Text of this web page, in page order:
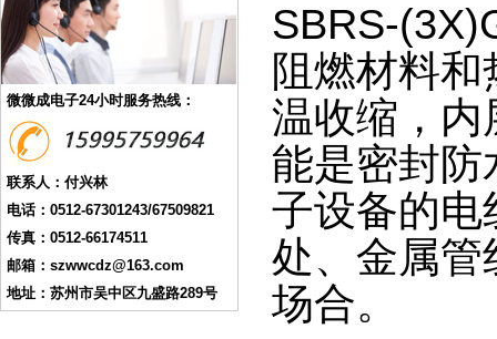
微微成电子24小时服务热线：
联系人：付兴林
电话：0512-67301243/67509821
传真：0512-66174511
邮箱：szwwcdz@163.com
地址：苏州市吴中区九盛路289号
SBRS-
阻燃材料
温收缩，内
能是密封防
子设备的电
处、金属管
场合。